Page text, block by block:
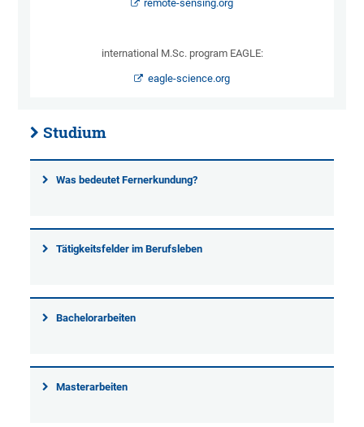
remote-sensing.org
international M.Sc. program EAGLE:
eagle-science.org
Studium
Was bedeutet Fernerkundung?
Tätigkeitsfelder im Berufsleben
Bachelorarbeiten
Masterarbeiten